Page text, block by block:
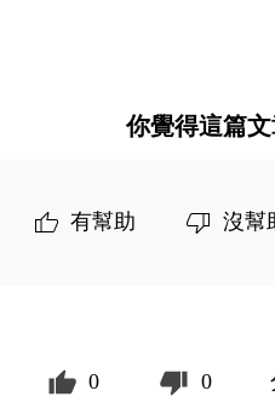
你覺得這篇
有幫助 沒幫
0 0